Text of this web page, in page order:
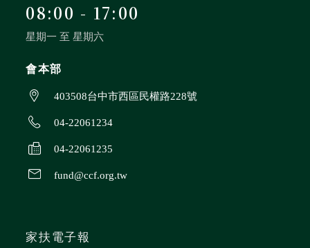
08:00 - 17:00
星期一 至 星期六
會本部
403508台中市西區民權路228號
04-22061234
04-22061235
fund@ccf.org.tw
家扶電子報